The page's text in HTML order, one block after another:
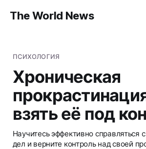
The World News
ПСИХОЛОГИЯ
Хроническая
взять её под
Научитесь эффективно справляться
дел и верните контроль над своей